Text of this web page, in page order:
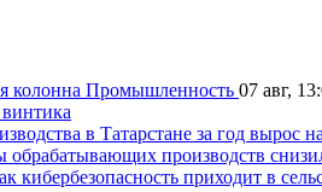
Промышленность 07 авг,
винтика
обрабатывающих производств